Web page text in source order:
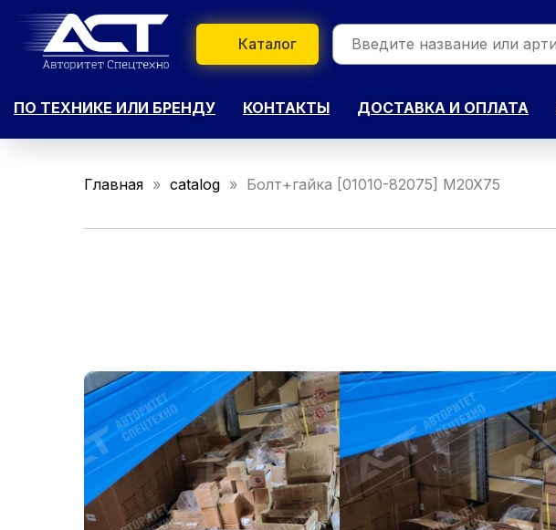
Каталог
ПО ТЕХНИКЕ ИЛИ БРЕНДУ КОНТАКТЫ ДОСТАВКА И ОПЛАТА
Главная catalog Болт+гайка [01010-82075] M20X75